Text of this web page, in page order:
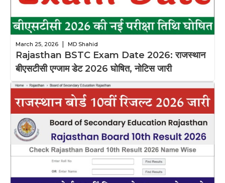
March 25, 2026 MD Shahid
Rajasthan BSTC Exam Date 2026: राजस्थान
बीएसटीसी एग्जाम डेट 2026 घोषित, नोटिस जारी